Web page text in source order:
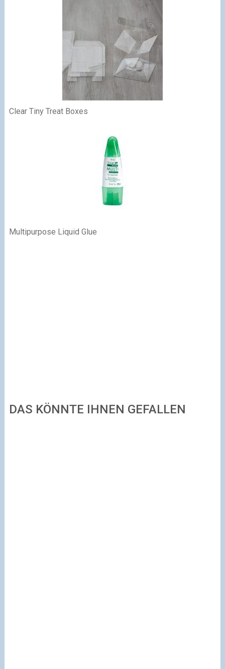
Clear Tiny Treat Boxes
Multipurpose Liquid Glue
DAS KÖNNTE IHNEN GEFALLEN